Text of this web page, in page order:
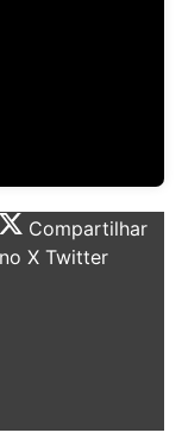
Compartilhar
no X Twitter